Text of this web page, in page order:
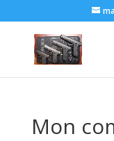
Mon